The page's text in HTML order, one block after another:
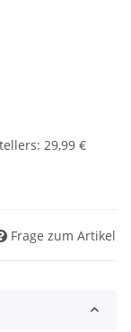
: 29,99 €
Frage zum Artikel